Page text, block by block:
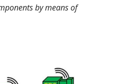
by means of